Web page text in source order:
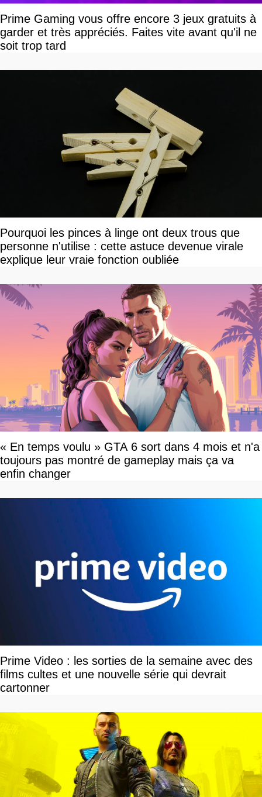
Prime Gaming vous offre encore 3 jeux gratuits à
garder et très appréciés. Faites vite avant qu'il ne
soit trop tard
Pourquoi les pinces à linge ont deux trous que
personne n'utilise : cette astuce devenue virale
explique leur vraie fonction oubliée
« En temps voulu » GTA 6 sort dans 4 mois et n'a
toujours pas montré de gameplay mais ça va
enfin changer
Prime Video : les sorties de la semaine avec des
films cultes et une nouvelle série qui devrait
cartonner